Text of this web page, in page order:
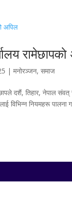
|मनोरञ्जन,समाज
दशैं, तिहार, नेपाल
विभिन्न नियमहरू पालना